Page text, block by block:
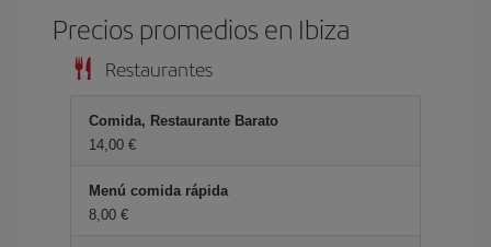
Precios promedios en Ibiza
Restaurantes
Comida, Restaurante Barato
14,00 €
Menú comida rápida
8,00 €